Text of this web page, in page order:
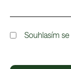
Souhlasím se